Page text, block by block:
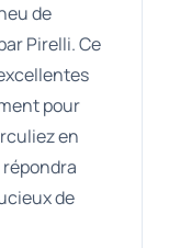
de
Pirelli. Ce
pour
en
de